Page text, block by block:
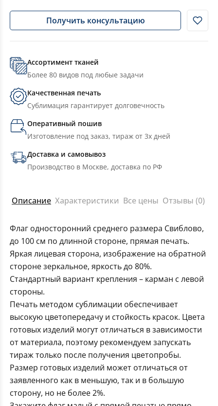
Получить консультацию
Ассортимент тканей
Более 80 видов под любые задачи
Качественная печать
Сублимация гарантирует долговечность
Оперативный пошив
Изготовление под заказ, тираж от 3х дней
Доставка и самовывоз
Производство в Москве, доставка по РФ
Описание Характеристики Все цены Отзывы (0)
Флаг односторонний среднего размера Свиблово,
до 100 см по длинной стороне, прямая печать.
Яркая лицевая сторона, изображение на обратной
стороне зеркальное, яркость до 80%.
Стандартный вариант крепления – карман с левой
стороны.
Печать методом сублимации обеспечивает
высокую цветопередачу и стойкость красок. Цвета
готовых изделий могут отличаться в зависимости
от материала, поэтому рекомендуем запускать
тираж только после получения цветопробы.
Размер готовых изделий может отличаться от
заявленного как в меньшую, так и в большую
сторону, но не более 2%.